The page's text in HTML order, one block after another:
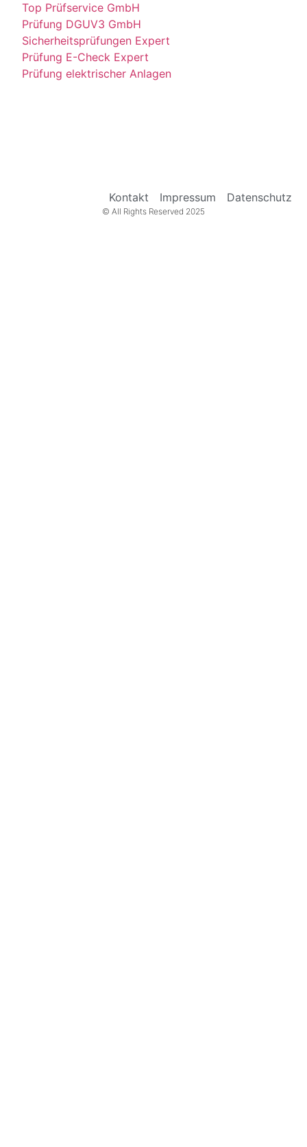
Top Prüfservice GmbH
Prüfung DGUV3 GmbH
Sicherheitsprüfungen Expert
Prüfung E-Check Expert
Prüfung elektrischer Anlagen
Kontakt Impressum Datenschutz
© All Rights Reserved 2025